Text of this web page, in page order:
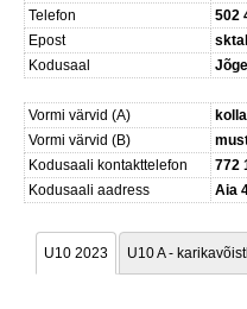
Telefon
502
Epost
Kodusaal
Vormi värvid (A)
Vormi värvid (B)
Kodusaali kontakttelefon
772
Kodusaali aadress
Aia
U10 2023 U10 A -